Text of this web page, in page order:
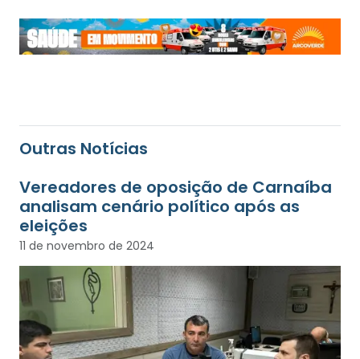
Outras Notícias
Vereadores de oposição de Carnaíba
analisam cenário político após as
eleições
11 de novembro de 2024